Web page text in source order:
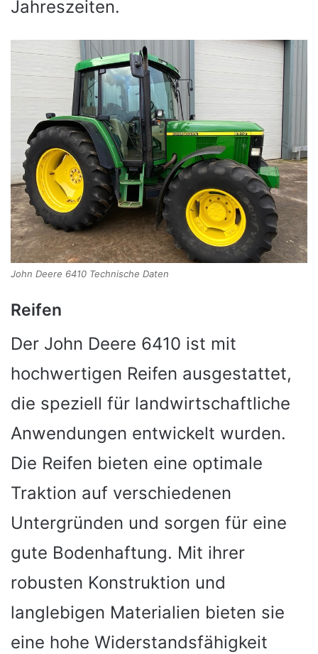
Jahreszeiten.
John Deere 6410 Technische Daten
Reifen
Der John Deere 6410 ist mit
hochwertigen Reifen ausgestattet,
die speziell für landwirtschaftliche
Anwendungen entwickelt wurden.
Die Reifen bieten eine optimale
Traktion auf verschiedenen
Untergründen und sorgen für eine
gute Bodenhaftung. Mit ihrer
robusten Konstruktion und
langlebigen Materialien bieten sie
eine hohe Widerstandsfähigkeit